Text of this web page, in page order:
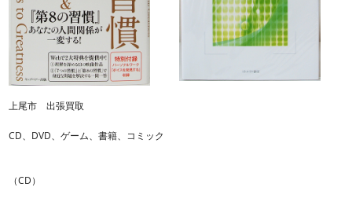
上尾市 出張買取
CD、DVD、ゲーム、書籍、コミック
（CD）